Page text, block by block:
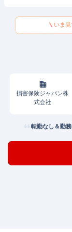
いま
損害保険ジャパン株
式会社
転勤なし＆勤